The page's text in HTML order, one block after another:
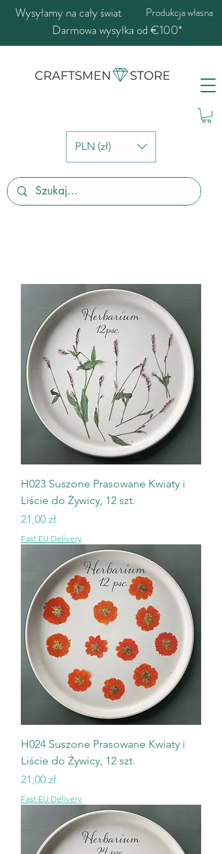
PLN (zł)
Wysyłamy na cały świat Produkcja własna
Darmowa wysyłka od €100*
H023 Suszone Prasowane Kwiaty i
Liście do Żywicy, 12 szt.
Cena
21,00 zł
Fast EU Delivery
H024 Suszone Prasowane Kwiaty i
Liście do Żywicy, 12 szt.
Cena
21,00 zł
Fast EU Delivery